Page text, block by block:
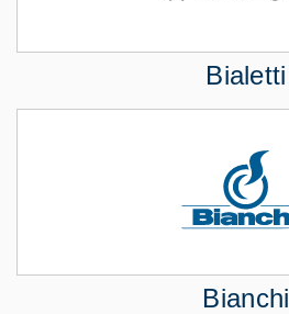
Bialetti
Bianchi